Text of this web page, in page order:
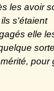
les avoir
s'étaient
elle
pour